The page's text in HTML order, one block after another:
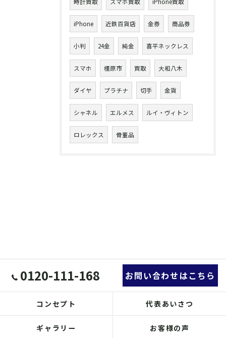
iPhone 近鉄百貨店 金券 商品券
小判 24金 純金 喜平ネックレス
スマホ 橿原市 買取 大和八木
ダイヤ プラチナ 切手 金貨
シャネル エルメス ルイ・ヴィトン
ロレックス 骨董品
0120-111-168 お問い合わせはこちら
コンセプト 代表あいさつ
ギャラリー お客様の声